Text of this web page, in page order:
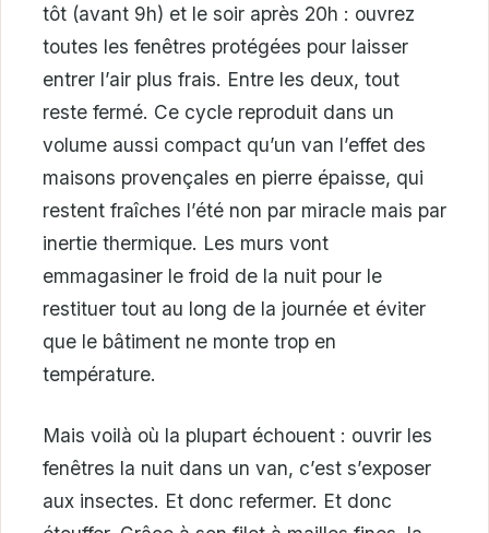
tôt (avant 9h) et le soir après 20h : ouvrez
toutes les fenêtres protégées pour laisser
entrer l’air plus frais. Entre les deux, tout
reste fermé. Ce cycle reproduit dans un
volume aussi compact qu’un van l’effet des
maisons provençales en pierre épaisse, qui
restent fraîches l’été non par miracle mais par
inertie thermique. Les murs vont
emmagasiner le froid de la nuit pour le
restituer tout au long de la journée et éviter
que le bâtiment ne monte trop en
température.
Mais voilà où la plupart échouent : ouvrir les
fenêtres la nuit dans un van, c’est s’exposer
aux insectes. Et donc refermer. Et donc